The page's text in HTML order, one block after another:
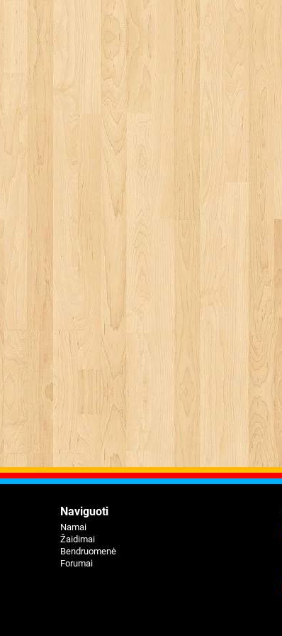
Naviguoti
Namai
Žaidimai
Bendruomenė
Forumai